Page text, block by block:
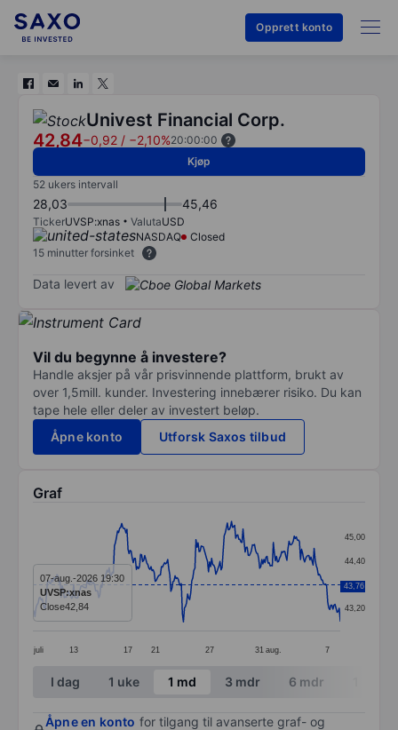
Opprett konto
Univest Financial Corp.
42,84−0,92 / −2,10%20:00:00
Kjøp
52 ukers intervall
28,03 45,46
TickerUVSP:xnas ValutaUSD
NASDAQ
Closed
15 minutter forsinket
Data levert av
Vil du begynne å investere?
Handle aksjer på vår prisvinnende plattform, brukt av
over 1,5mill. kunder. Investering innebærer risiko. Du kan
tape hele eller deler av investert beløp.
Åpne konto
Utforsk Saxos tilbud
Graf
Line chart with 295 data points.
The chart has 1 X axis displaying categories.
The chart has 1 Y axis displaying values. Data
juli 13 17 21 27 31 aug. 7
43,20
43,80
44,40
45,00
43,76
07-aug.-2026 19:30
UVSP:xnas
Close42,84
End of interactive chart.
I dag 1 uke 1 md 3 mdr 6 mdr
Åpne en konto for tilgang til avanserte graf- og